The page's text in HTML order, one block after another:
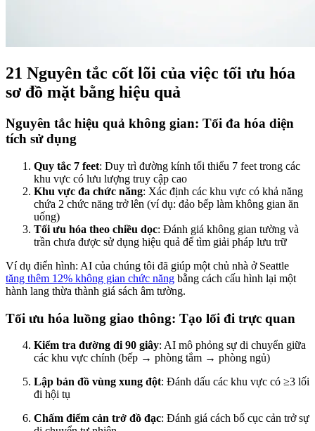
21 Nguyên tắc cốt lõi của việc tối ưu hóa
sơ đồ mặt bằng hiệu quả
Nguyên tắc hiệu quả không gian: Tối đa hóa diện
tích sử dụng
Quy tắc 7 feet: Duy trì đường kính tối thiểu 7 feet trong các
khu vực có lưu lượng truy cập cao
Khu vực đa chức năng: Xác định các khu vực có khả năng
chứa 2 chức năng trở lên (ví dụ: đảo bếp làm không gian ăn
uống)
Tối ưu hóa theo chiều dọc: Đánh giá không gian tường và
trần chưa được sử dụng hiệu quả để tìm giải pháp lưu trữ
Ví dụ điển hình: AI của chúng tôi đã giúp một chủ nhà ở Seattle
tăng thêm 12% không gian chức năng bằng cách cấu hình lại một
hành lang thừa thành giá sách âm tường.
Tối ưu hóa luồng giao thông: Tạo lối đi trực quan
Kiểm tra đường đi 90 giây: AI mô phỏng sự di chuyển giữa
các khu vực chính (bếp → phòng tắm → phòng ngủ)
Lập bản đồ vùng xung đột: Đánh dấu các khu vực có ≥3 lối
đi hội tụ
Chấm điểm cản trở đồ đạc: Đánh giá cách bố cục cản trở sự